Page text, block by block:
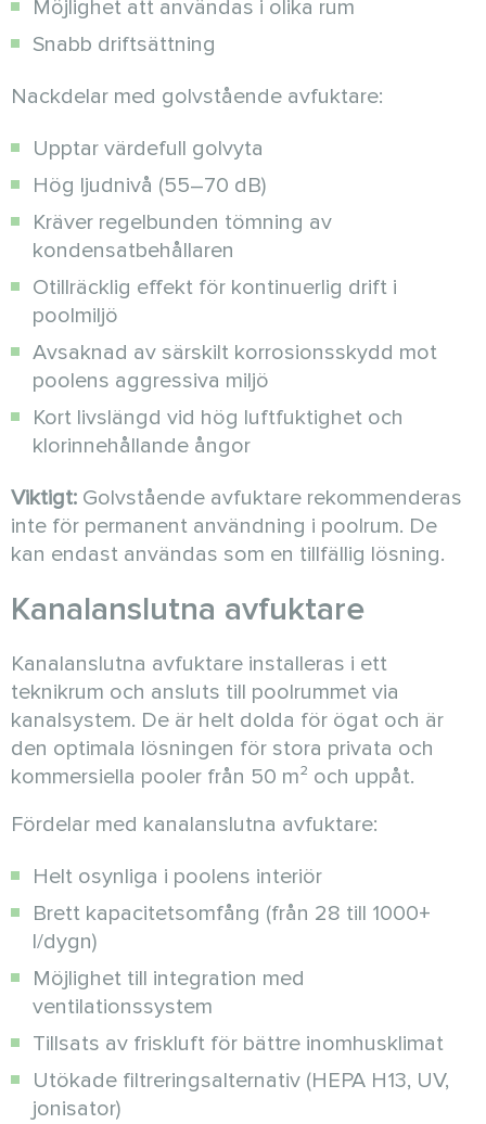
Möjlighet att användas i olika rum
Snabb driftsättning
Nackdelar med golvstående avfuktare:
Upptar värdefull golvyta
Hög ljudnivå (55–70 dB)
Kräver regelbunden tömning av
kondensatbehållaren
Otillräcklig effekt för kontinuerlig drift i
poolmiljö
Avsaknad av särskilt korrosionsskydd mot
poolens aggressiva miljö
Kort livslängd vid hög luftfuktighet och
klorinnehållande ångor
Viktigt: Golvstående avfuktare rekommenderas
inte för permanent användning i poolrum. De
kan endast användas som en tillfällig lösning.
Kanalanslutna avfuktare
Kanalanslutna avfuktare installeras i ett
teknikrum och ansluts till poolrummet via
kanalsystem. De är helt dolda för ögat och är
den optimala lösningen för stora privata och
kommersiella pooler från 50 m² och uppåt.
Fördelar med kanalanslutna avfuktare:
Helt osynliga i poolens interiör
Brett kapacitetsomfång (från 28 till 1000+
l/dygn)
Möjlighet till integration med
ventilationssystem
Tillsats av friskluft för bättre inomhusklimat
Utökade filtreringsalternativ (HEPA H13, UV,
jonisator)